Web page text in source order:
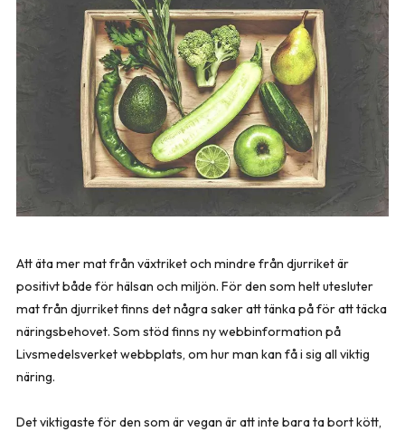
Att äta mer mat från växtriket och mindre från djurriket är
positivt både för hälsan och miljön. För den som helt utesluter
mat från djurriket finns det några saker att tänka på för att täcka
näringsbehovet. Som stöd finns ny webbinformation på
Livsmedelsverket webbplats, om hur man kan få i sig all viktig
näring.
Det viktigaste för den som är vegan är att inte bara ta bort kött,